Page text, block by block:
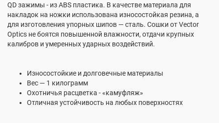
QD зажимы - из ABS пластика. В качестве материала для
накладок на ножки использована износостойкая резина, а
для изготовления упорных шипов — сталь. Сошки от Vector
Optics не боятся повышенной влажности, отдачи крупных
калибров и умеренных ударных воздействий.
Износостойкие и долговечные материалы
Вес — 1 килограмм
Охотничья расцветка - «камуфляж»
Отличная устойчивость на любых поверхностях